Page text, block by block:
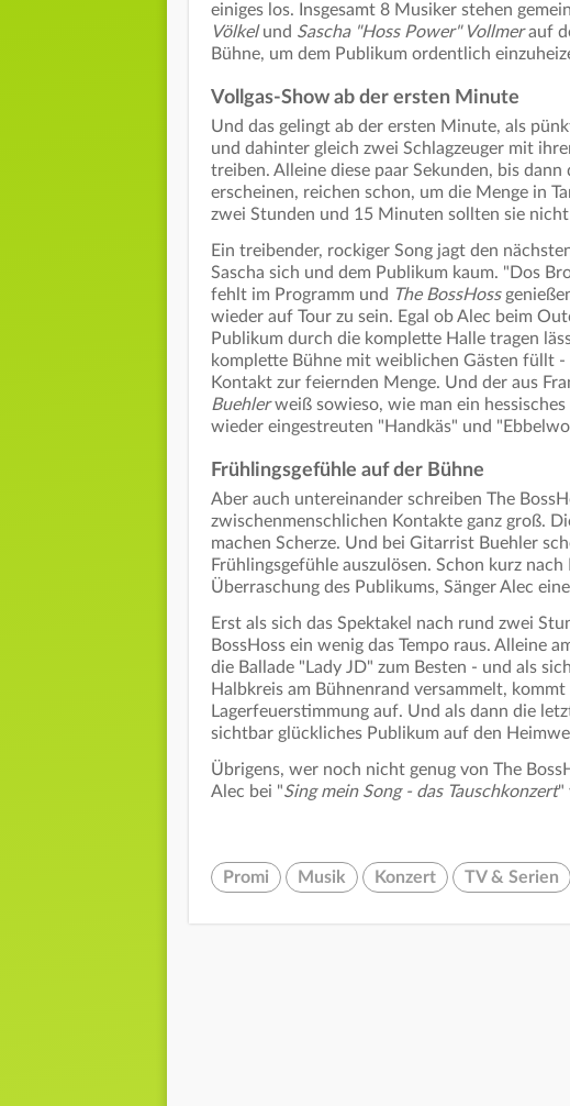
einiges los. Insgesamt 8 Musiker stehen
Völkelund Sascha "Hoss Power" Vollmerauf
Bühne, um dem Publikum ordentlich
Vollgas-Show ab der ersten Minute
Und das gelingt ab der ersten Minute, als
und dahinter gleich zwei Schlagzeuger mit
treiben. Alleine diese paar Sekunden, bis
erscheinen, reichen schon, um die Menge in
zwei Stunden und 15 Minuten sollten sie
Ein treibender, rockiger Song jagt den
Sascha sich und dem Publikum kaum. "Dos
fehlt im Programm und The BossHoss
wieder auf Tour zu sein. Egal ob Alec beim
Publikum durch die komplette Halle tragen
komplette Bühne mit weiblichen Gästen füllt
Kontakt zur feiernden Menge. Und der aus
Buehlerweiß sowieso, wie man ein
wieder eingestreuten "Handkäs" und
Frühlingsgefühle auf der Bühne
Aber auch untereinander schreiben The
zwischenmenschlichen Kontakte ganz groß.
machen Scherze. Und bei Gitarrist Buehler
Frühlingsgefühle auszulösen. Schon kurz
Überraschung des Publikums, Sänger Alec
Erst als sich das Spektakel nach rund zwei
BossHoss ein wenig das Tempo raus. Alleine
die Ballade "Lady JD" zum Besten - und als
Halbkreis am Bühnenrand versammelt,
Lagerfeuerstimmung auf. Und als dann die
sichtbar glückliches Publikum auf den
Übrigens, wer noch nicht genug von The
Alec bei "Sing mein Song - das Tauschkonzert"
Promi Musik Konzert TV & Serien